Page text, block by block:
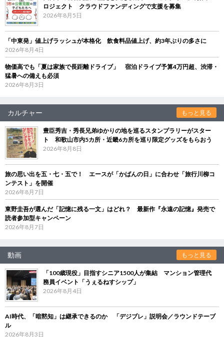
ロジェクト クラウドファンディングで支援を募集
2026年8月5日
「中東発」値上げラッシュが本格化 飲食料品値上げ、約3年ぶりの多さに
2026年8月4日
物価高でも「夏は家族で長距離ドライブ」 宿泊ドライブ予算4万円超、渋滞・
猛暑への備えも必須
2026年8月3日
カルチャー もっと見る
豊臣秀吉・秀長兄弟ゆかりの地を巡るスタンプラリーがスター
ト 和歌山市内5カ所・近畿6カ所を巡り限定グッズをもらおう
2026年8月8日
旅の思い出を五・七・五で！ エースが「かばんの日」に合わせ「旅行川柳コ
ンテスト」を開催
2026年8月7日
東野圭吾が選んだ「記憶に残る一文」はどれ？ 最新作『永遠の記憶』発売で
読者参加型キャンペーン
2026年8月7日
動画 もっと見る
「100歳現役」目指すシニア1500人が集結 マンション管理代
務員イベント「うぇるねすシップ」
2026年8月4日
AI時代、「暗黙知」は継承できるのか 「デジブレ」説明会／ラウンドテーブ
ル
2026年8月3日